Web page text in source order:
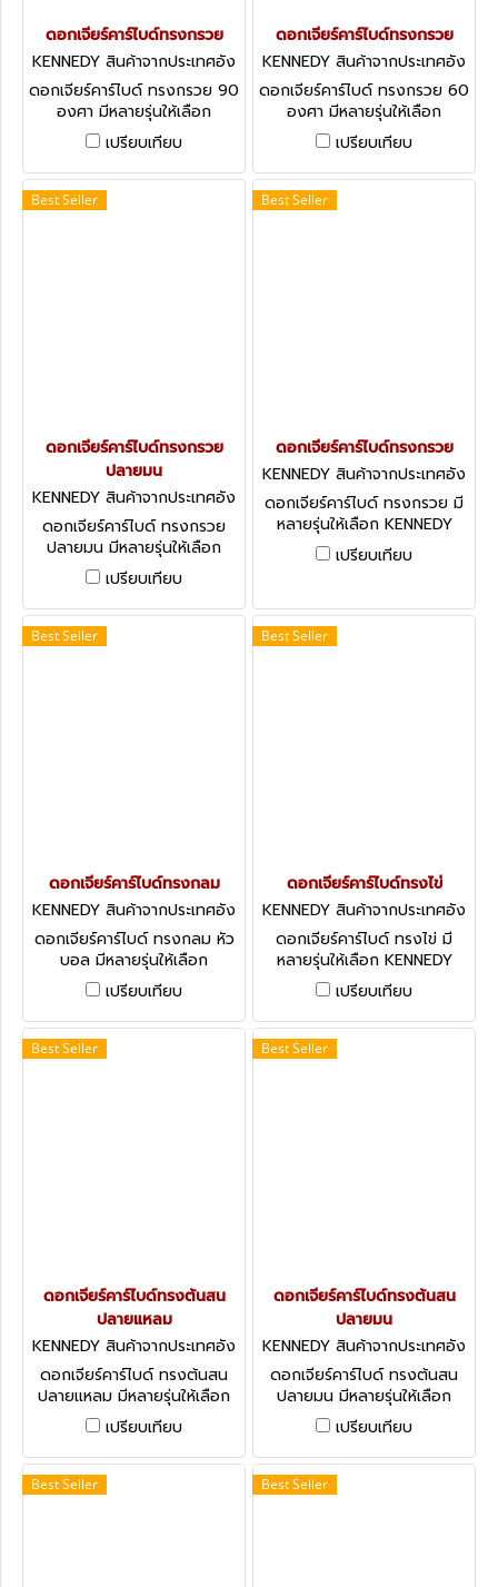
ดอกเจียร์คาร์ไบด์ทรงกรวย
KENNEDY สินค้าจากประเทศอัง
กฤษ-1
ดอกเจียร์คาร์ไบด์ ทรงกรวย 90
องศา มีหลายรุ่นให้เลือก
KENNEDY Carbide Burrs -
Conical 90°
เปรียบเทียบ
ดอกเจียร์คาร์ไบด์ทรงกรวย
KENNEDY สินค้าจากประเทศอัง
กฤษ-1
ดอกเจียร์คาร์ไบด์ ทรงกรวย 60
องศา มีหลายรุ่นให้เลือก
KENNEDY Carbide Burrs -
Conical 60°
เปรียบเทียบ
Best Seller
ดอกเจียร์คาร์ไบด์ทรงกรวย
ปลายมน
KENNEDY สินค้าจากประเทศอัง
กฤษ-1
ดอกเจียร์คาร์ไบด์ ทรงกรวย
ปลายมน มีหลายรุ่นให้เลือก
KENNEDY Carbide Burrs -
Conical 14°
เปรียบเทียบ
Best Seller
ดอกเจียร์คาร์ไบด์ทรงกรวย
KENNEDY สินค้าจากประเทศอัง
กฤษ-1
ดอกเจียร์คาร์ไบด์ ทรงกรวย มี
หลายรุ่นให้เลือก KENNEDY
Carbide Burrs - Conical
เปรียบเทียบ
Best Seller
ดอกเจียร์คาร์ไบด์ทรงกลม
KENNEDY สินค้าจากประเทศอัง
กฤษ-1
ดอกเจียร์คาร์ไบด์ ทรงกลม หัว
บอล มีหลายรุ่นให้เลือก
KENNEDY Carbide Burrs -
Ball Shape
เปรียบเทียบ
Best Seller
ดอกเจียร์คาร์ไบด์ทรงไข่
KENNEDY สินค้าจากประเทศอัง
กฤษ-1
ดอกเจียร์คาร์ไบด์ ทรงไข่ มี
หลายรุ่นให้เลือก KENNEDY
Carbide Burrs - Oval Shape
เปรียบเทียบ
Best Seller
ดอกเจียร์คาร์ไบด์ทรงต้นสน
ปลายแหลม
KENNEDY สินค้าจากประเทศอัง
กฤษ-1
ดอกเจียร์คาร์ไบด์ ทรงต้นสน
ปลายแหลม มีหลายรุ่นให้เลือก
KENNEDY Carbide Burrs -
Pointed Tree
เปรียบเทียบ
Best Seller
ดอกเจียร์คาร์ไบด์ทรงต้นสน
ปลายมน
KENNEDY สินค้าจากประเทศอัง
กฤษ-1
ดอกเจียร์คาร์ไบด์ ทรงต้นสน
ปลายมน มีหลายรุ่นให้เลือก
KENNEDY Carbide Burrs -
Round Tree
เปรียบเทียบ
Best Seller Best Seller